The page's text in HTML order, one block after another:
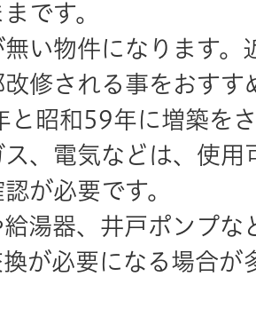
です。
無い物件になります
修される事をおすす
と昭和59年に増築を
ス、電気などは、使
が必要です。
湯器、井戸ポンプな
換が必要になる場合が